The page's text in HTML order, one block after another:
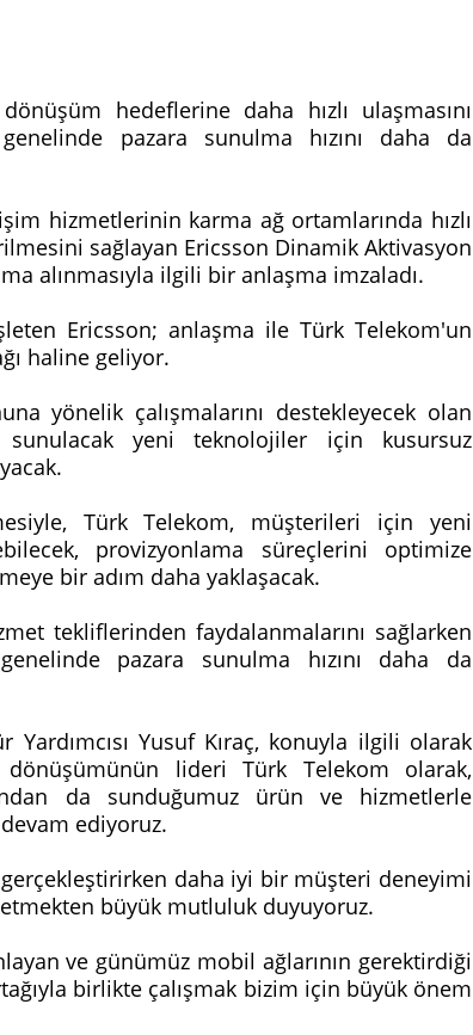
hedeflerine daha hızlı ulaşmasını
pazara sunulma hızını daha da
hizmetlerinin karma ağ ortamlarında hızlı
sağlayan Ericsson Dinamik Aktivasyon
alınmasıyla ilgili bir anlaşma imzaladı.
Ericsson; anlaşma ile Türk Telekom'un
haline geliyor.
yönelik çalışmalarını destekleyecek olan
yeni teknolojiler için kusursuz
Türk Telekom, müşterileri için yeni
provizyonlama süreçlerini optimize
bir adım daha yaklaşacak.
tekliflerinden faydalanmalarını sağlarken
pazara sunulma hızını daha da
Yusuf Kıraç, konuyla ilgili olarak
dönüşümünün lideri Türk Telekom olarak,
da sunduğumuz ürün ve hizmetlerle
ediyoruz.
daha iyi bir müşteri deneyimi
büyük mutluluk duyuyoruz.
ve günümüz mobil ağlarının gerektirdiği
birlikte çalışmak bizim için büyük önem